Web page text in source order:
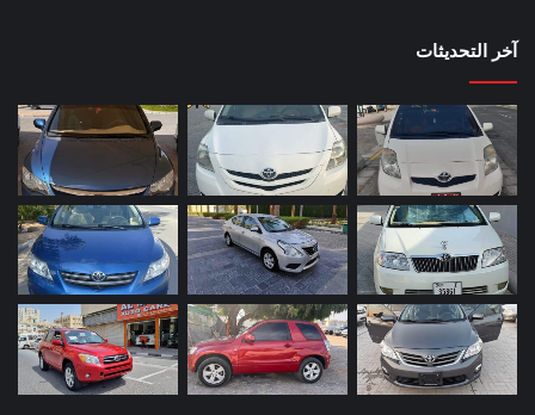
آخر التحديثات